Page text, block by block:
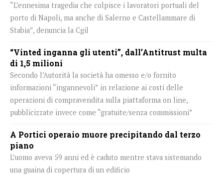
“L’ennesima tragedia che colpisce i lavoratori portuali del
porto di Napoli, ma anche di Salerno e Castellammare di
Stabia”, denuncia la Cgil
“Vinted inganna gli utenti”, dall’Antitrust multa
di 1,5 milioni
Secondo l’Autorità la società ha omesso e/o fornito
informazioni “ingannevoli” in relazione ai costi delle
operazioni di compravendita sulla piattaforma on line,
pubblicizzate invece come “gratuite/senza commissioni”
A Portici operaio muore precipitando dal terzo
piano
L’uomo aveva 59 anni ed è caduto mentre stava sistemando
una guaina di copertura di un edificio